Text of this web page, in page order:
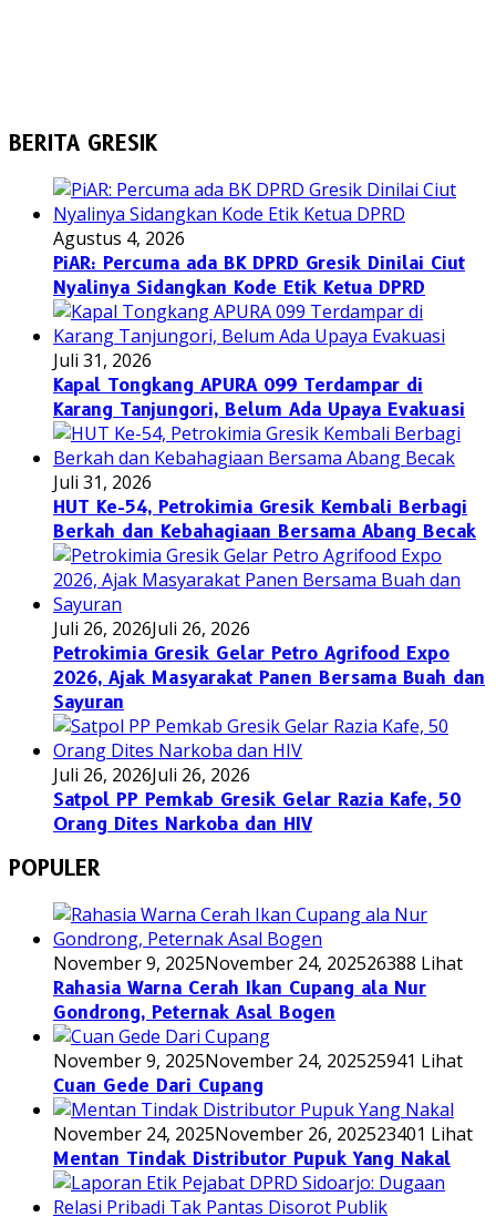
BERITA GRESIK
Agustus 4, 2026
PiAR: Percuma ada BK DPRD Gresik Dinilai Ciut
Nyalinya Sidangkan Kode Etik Ketua DPRD
Juli 31, 2026
Kapal Tongkang APURA 099 Terdampar di
Karang Tanjungori, Belum Ada Upaya Evakuasi
Juli 31, 2026
HUT Ke-54, Petrokimia Gresik Kembali Berbagi
Berkah dan Kebahagiaan Bersama Abang Becak
Juli 26, 2026Juli 26, 2026
Petrokimia Gresik Gelar Petro Agrifood Expo
2026, Ajak Masyarakat Panen Bersama Buah dan
Sayuran
Juli 26, 2026Juli 26, 2026
Satpol PP Pemkab Gresik Gelar Razia Kafe, 50
Orang Dites Narkoba dan HIV
POPULER
November 9, 2025November 24, 202526388 Lihat
Rahasia Warna Cerah Ikan Cupang ala Nur
Gondrong, Peternak Asal Bogen
November 9, 2025November 24, 202525941 Lihat
Cuan Gede Dari Cupang
November 24, 2025November 26, 202523401 Lihat
Mentan Tindak Distributor Pupuk Yang Nakal